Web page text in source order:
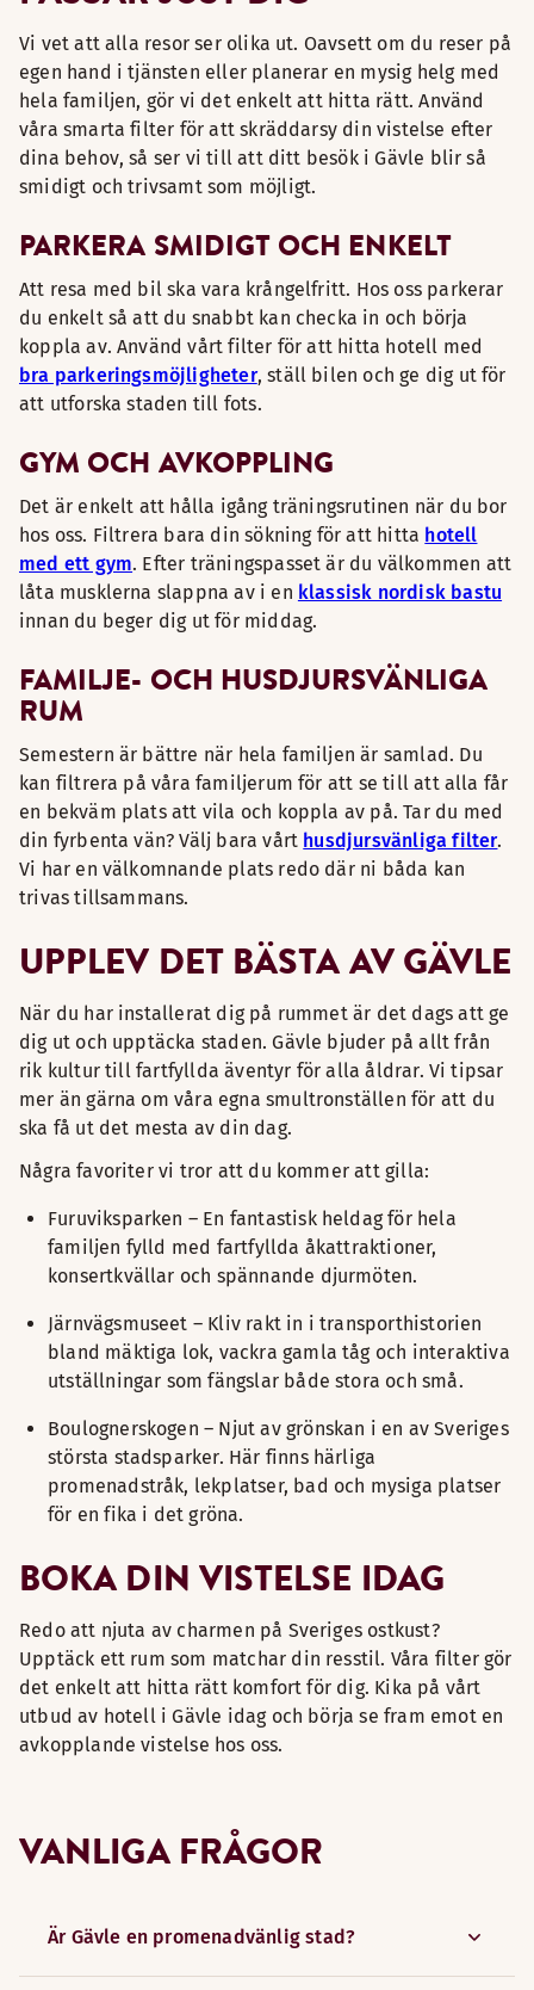
Vi vet att alla resor ser olika ut. Oavsett om du reser på
egen hand i tjänsten eller planerar en mysig helg med
hela familjen, gör vi det enkelt att hitta rätt. Använd
våra smarta filter för att skräddarsy din vistelse efter
dina behov, så ser vi till att ditt besök i Gävle blir så
smidigt och trivsamt som möjligt.
PARKERA SMIDIGT OCH ENKELT
Att resa med bil ska vara krångelfritt. Hos oss parkerar
du enkelt så att du snabbt kan checka in och börja
koppla av. Använd vårt filter för att hitta hotell med
bra parkeringsmöjligheter, ställ bilen och ge dig ut för
att utforska staden till fots.
GYM OCH AVKOPPLING
Det är enkelt att hålla igång träningsrutinen när du bor
hos oss. Filtrera bara din sökning för att hitta hotell
med ett gym. Efter träningspasset är du välkommen att
låta musklerna slappna av i en klassisk nordisk bastu
innan du beger dig ut för middag.
FAMILJE- OCH HUSDJURSVÄNLIGA
RUM
Semestern är bättre när hela familjen är samlad. Du
kan filtrera på våra familjerum för att se till att alla får
en bekväm plats att vila och koppla av på. Tar du med
din fyrbenta vän? Välj bara vårt husdjursvänliga filter.
Vi har en välkomnande plats redo där ni båda kan
trivas tillsammans.
UPPLEV DET BÄSTA AV GÄVLE
När du har installerat dig på rummet är det dags att ge
dig ut och upptäcka staden. Gävle bjuder på allt från
rik kultur till fartfyllda äventyr för alla åldrar. Vi tipsar
mer än gärna om våra egna smultronställen för att du
ska få ut det mesta av din dag.
Några favoriter vi tror att du kommer att gilla:
Furuviksparken – En fantastisk heldag för hela
familjen fylld med fartfyllda åkattraktioner,
konsertkvällar och spännande djurmöten.
Järnvägsmuseet – Kliv rakt in i transporthistorien
bland mäktiga lok, vackra gamla tåg och interaktiva
utställningar som fängslar både stora och små.
Boulognerskogen – Njut av grönskan i en av Sveriges
största stadsparker. Här finns härliga
promenadstråk, lekplatser, bad och mysiga platser
för en fika i det gröna.
BOKA DIN VISTELSE IDAG
Redo att njuta av charmen på Sveriges ostkust?
Upptäck ett rum som matchar din resstil. Våra filter gör
det enkelt att hitta rätt komfort för dig. Kika på vårt
utbud av hotell i Gävle idag och börja se fram emot en
avkopplande vistelse hos oss.
VANLIGA FRÅGOR
Är Gävle en promenadvänlig stad?